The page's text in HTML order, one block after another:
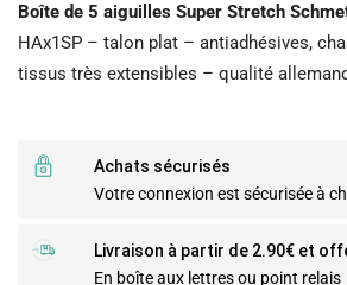
Boîte de 5 aiguilles Super Stretch
HAx1SP – talon plat – antiadhésives,
tissus très extensibles – qualité
Achats sécurisés
Votre connexion est sécurisée à
Livraison à partir de 2.90€ et
En boîte aux lettres ou point relais